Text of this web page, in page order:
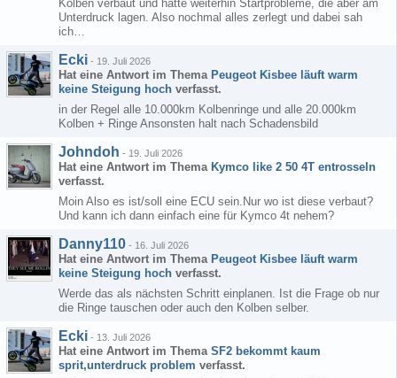
Kolben verbaut und hatte weiterhin Startprobleme, die aber am
Unterdruck lagen. Also nochmal alles zerlegt und dabei sah
ich…
Ecki - 19. Juli 2026
Hat eine Antwort im Thema Peugeot Kisbee läuft warm
keine Steigung hoch verfasst.
in der Regel alle 10.000km Kolbenringe und alle 20.000km
Kolben + Ringe Ansonsten halt nach Schadensbild
Johndoh - 19. Juli 2026
Hat eine Antwort im Thema Kymco like 2 50 4T entrosseln
verfasst.
Moin Also es ist/soll eine ECU sein.Nur wo ist diese verbaut?
Und kann ich dann einfach eine für Kymco 4t nehem?
Danny110 - 16. Juli 2026
Hat eine Antwort im Thema Peugeot Kisbee läuft warm
keine Steigung hoch verfasst.
Werde das als nächsten Schritt einplanen. Ist die Frage ob nur
die Ringe tauschen oder auch den Kolben selber.
Ecki - 13. Juli 2026
Hat eine Antwort im Thema SF2 bekommt kaum
sprit,unterdruck problem verfasst.